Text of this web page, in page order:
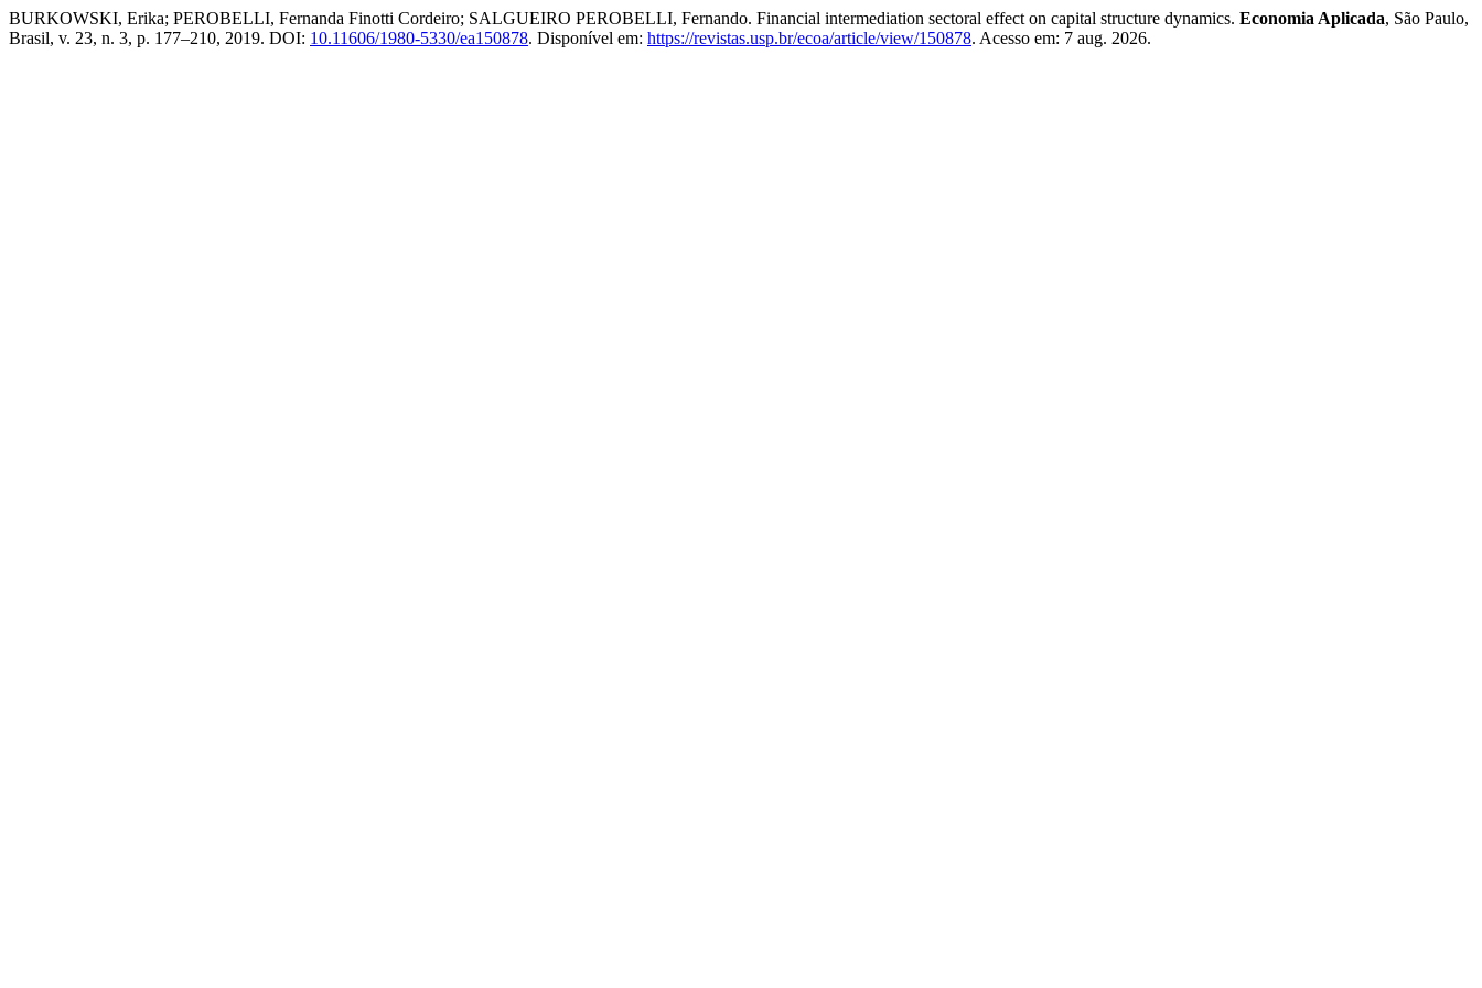
BURKOWSKI, Erika; PEROBELLI, Fernanda Finotti Cordeiro; SALGUEIRO PEROBELLI, Fernando. Financial intermediation sectoral effect on capital structure dynamics. Economia Aplicada, São Paulo,
Brasil, v. 23, n. 3, p. 177–210, 2019. DOI: 10.11606/1980-5330/ea150878. Disponível em: https://revistas.usp.br/ecoa/article/view/150878. Acesso em: 7 aug. 2026.